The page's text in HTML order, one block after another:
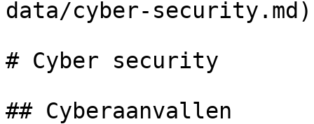
data/cyber-
# Cyber security
## Cyberaanvallen